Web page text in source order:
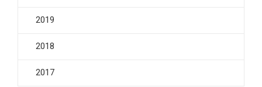
2019
2018
2017